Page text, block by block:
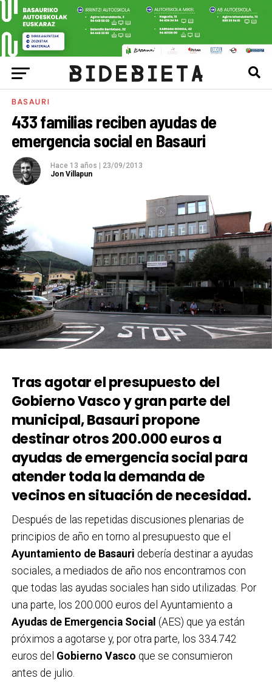
BASAURI
433 familias reciben ayudas de
emergencia social en Basauri
Hace 13 años
23/09/2013
Jon Villapun
Tras agotar el presupuesto del
Gobierno Vasco y gran parte del
municipal, Basauri propone
destinar otros 200.000 euros a
ayudas de emergencia social para
atender toda la demanda de
vecinos en situación de necesidad.
Después de las repetidas discusiones plenarias de
principios de año en torno al presupuesto que el
Ayuntamiento de Basauri debería destinar a ayudas
sociales, a mediados de año nos encontramos con
que todas las ayudas sociales han sido utilizadas. Por
una parte, los 200.000 euros del Ayuntamiento a
Ayudas de Emergencia Social (AES) que ya están
próximos a agotarse y, por otra parte, los 334.742
euros del Gobierno Vasco que se consumieron
antes de julio.